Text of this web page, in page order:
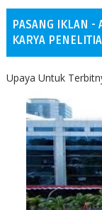
PASANG IKLAN -
KARYA
Upaya Untuk